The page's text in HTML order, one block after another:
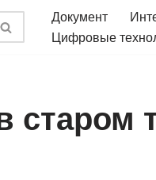
Документ
Цифровые
старом